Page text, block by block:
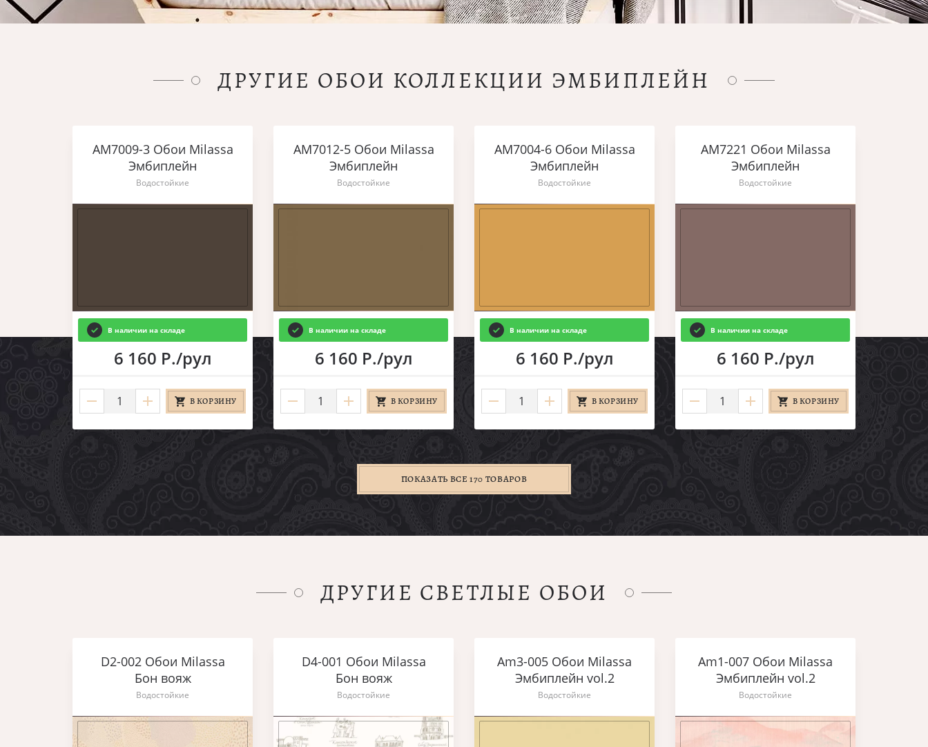
ДРУГИЕ ОБОИ КОЛЛЕКЦИИ ЭМБИПЛЕЙН
AM7009-3 Обои Milassa
Эмбиплейн
Водостойкие
В наличии на складе
6 160 Р./рул
В КОРЗИНУ
AM7012-5 Обои Milassa
Эмбиплейн
Водостойкие
В наличии на складе
6 160 Р./рул
В КОРЗИНУ
AM7004-6 Обои Milassa
Эмбиплейн
Водостойкие
В наличии на складе
6 160 Р./рул
В КОРЗИНУ
AM7221 Обои Milassa
Эмбиплейн
Водостойкие
В наличии на складе
6 160 Р./рул
В КОРЗИНУ
ПОКАЗАТЬ ВСЕ 170 ТОВАРОВ
ДРУГИЕ СВЕТЛЫЕ ОБОИ
D2-002 Обои Milassa
Бон вояж
Водостойкие
D4-001 Обои Milassa
Бон вояж
Водостойкие
Am3-005 Обои Milassa
Эмбиплейн vol.2
Водостойкие
Am1-007 Обои Milassa
Эмбиплейн vol.2
Водостойкие